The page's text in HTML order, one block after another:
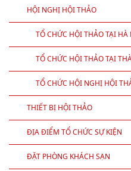
HỘI NGHỊ HỘI THẢO
TỔ CHỨC HỘI THẢO TẠI HÀ
TỔ CHỨC HỘI THẢO TẠI
TỔ CHỨC HỘI NGHỊ HỘI
THIẾT BỊ HỘI THẢO
ĐỊA ĐIỂM TỔ CHỨC SỰ KIỆN
ĐẶT PHÒNG KHÁCH SẠN